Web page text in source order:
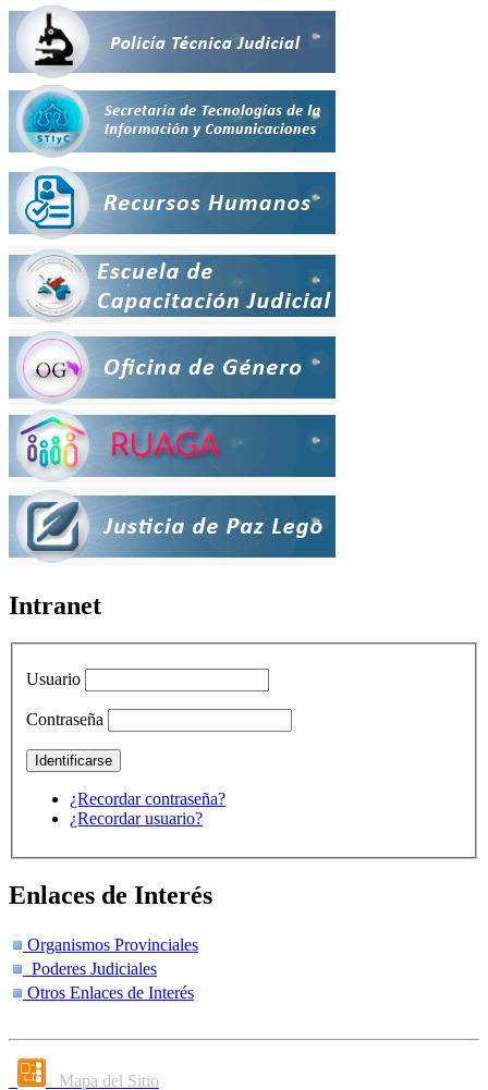
Intranet
Usuario
Contraseña
¿Recordar contraseña?
¿Recordar usuario?
Enlaces de Interés
Organismos Provinciales
Poderes Judiciales
Otros Enlaces de Interés
Mapa del Sitio